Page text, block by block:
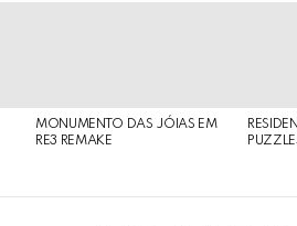
MONUMENTO DAS JÓIAS EM
RE3 REMAKE